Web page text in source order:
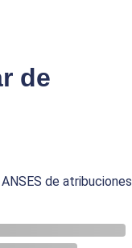
de
de atribuciones